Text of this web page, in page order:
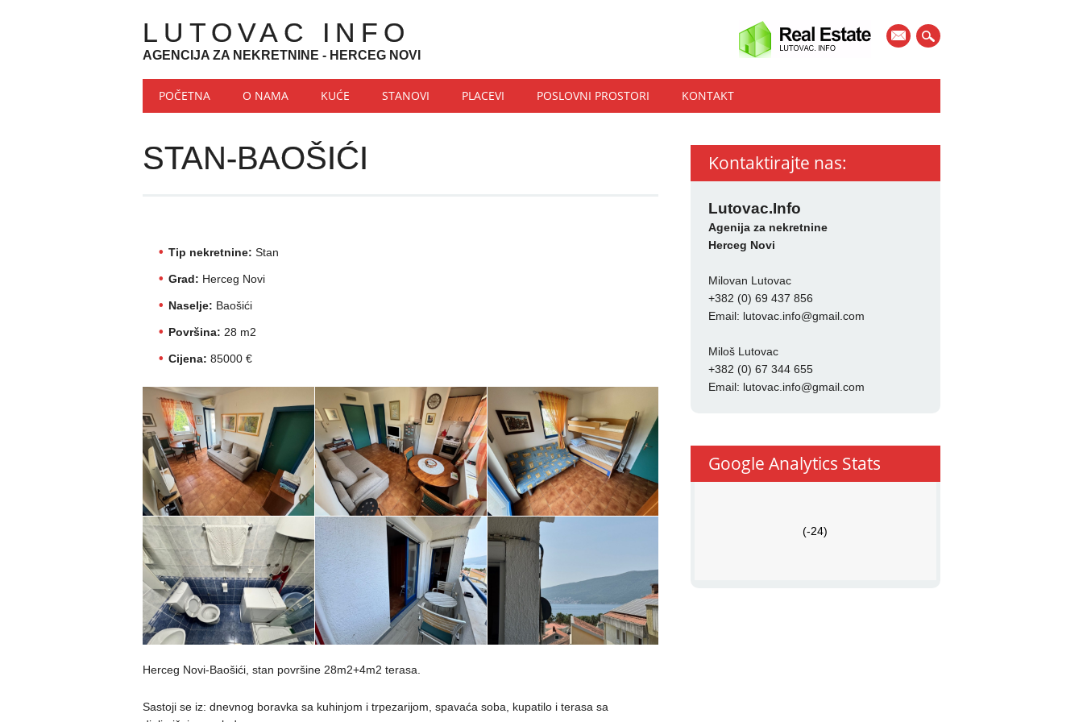
mail
LUTOVAC INFO
AGENCIJA ZA NEKRETNINE - HERCEG NOVI
Main menu
Skip to content
POČETNA O NAMA KUĆE STANOVI PLACEVI POSLOVNI PROSTORI KONTAKT
STAN-BAOŠIĆI
Tip nekretnine: Stan
Grad: Herceg Novi
Naselje: Baošići
Površina: 28 m2
Cijena: 85000 €
Herceg Novi-Baošići, stan površine 28m2+4m2 terasa.
Sastoji se iz: dnevnog boravka sa kuhinjom i trpezarijom, spavaća soba, kupatilo i terasa sa
Kontaktirajte nas:
Lutovac.Info
Agenija za nekretnine
Herceg Novi
Milovan Lutovac
+382 (0) 69 437 856
Email: lutovac.info@gmail.com
Miloš Lutovac
+382 (0) 67 344 655
Email: lutovac.info@gmail.com
Google Analytics Stats
(-24)